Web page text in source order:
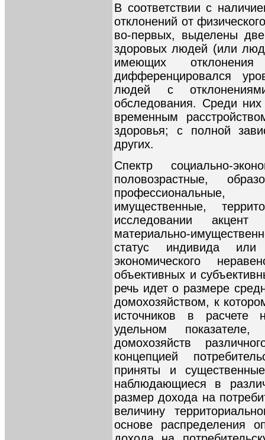
В соответствии с
отклонений от
во-первых, выделены
здоровых людей (или
имеющих
дифференцировался
людей с
обследования. Среди
временным
здоровья; с полной
других.
Спектр социально-
половозрастные,
имущественные,
исследовании
материально-
статус индивида
экономического
объективных и
речь идет о размере
домохозяйством, к
источников в расчете
удельном показателе,
домохозяйств
концепцией
приняты и
наблюдающиеся в
размер дохода на
величину
основе распределения